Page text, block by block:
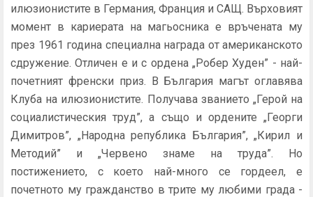
илюзионистите в Германия, Франция и САЩ. Върховият
момент в кариерата на магьосника е връчената му
през 1961 година специална награда от американското
сдружение. Отличен е и с ордена „Робер Худен” - най-
почетният френски приз. В България магът оглавява
Клуба на илюзионистите. Получава званието „Герой на
социалистическия труд”, а също и ордените „Георги
Димитров”, „Народна република България”, „Кирил и
Методий” и „Червено знаме на труда”. Но
постижението, с което най-много се гордеел, е
почетното му гражданство в трите му любими града -